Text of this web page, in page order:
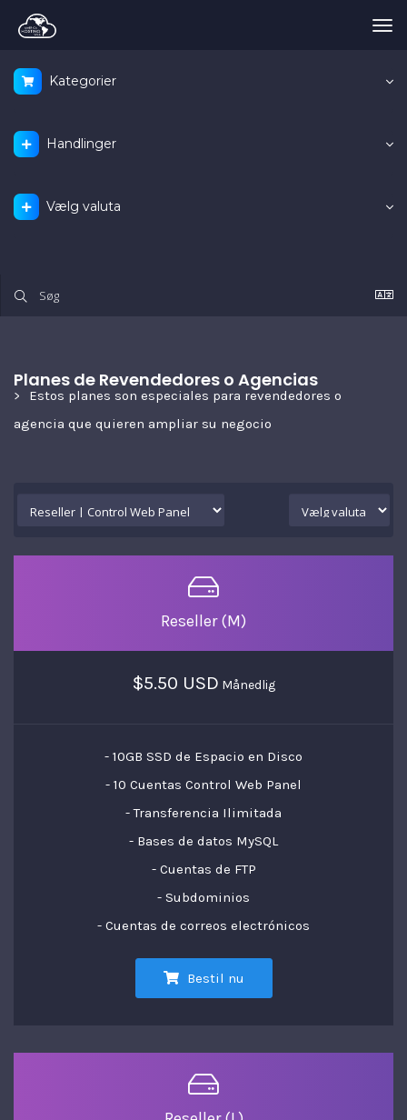
Kategorier
Handlinger
Vælg valuta
Planes de Revendedores o Agencias
Estos planes son especiales para revendedores o
agencia que quieren ampliar su negocio
Reseller (M)
$5.50 USD Månedlig
- 10GB SSD de Espacio en Disco
- 10 Cuentas Control Web Panel
- Transferencia Ilimitada
- Bases de datos MySQL
- Cuentas de FTP
- Subdominios
- Cuentas de correos electrónicos
Bestil nu